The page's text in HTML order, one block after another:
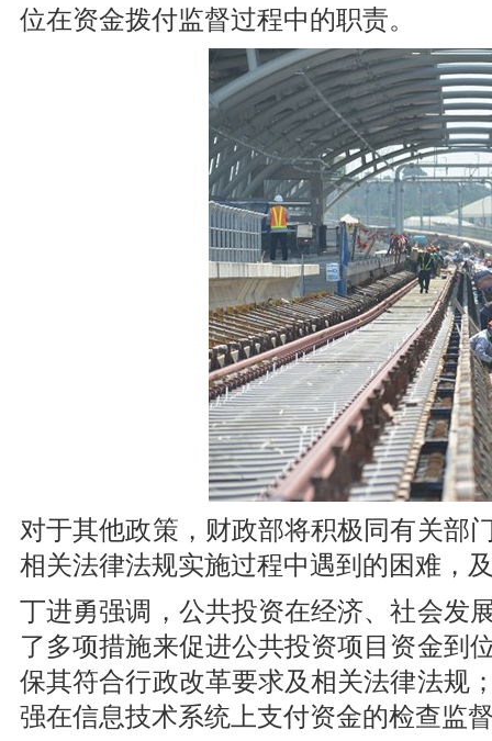
位在资金拨付监督过程中的职责。
对于其他政策，财政部将积极同有关部
相关法律法规实施过程中遇到的困难，
丁进勇强调，公共投资在经济、社会发
了多项措施来促进公共投资项目资金到
保其符合行政改革要求及相关法律法规
强在信息技术系统上支付资金的检查监